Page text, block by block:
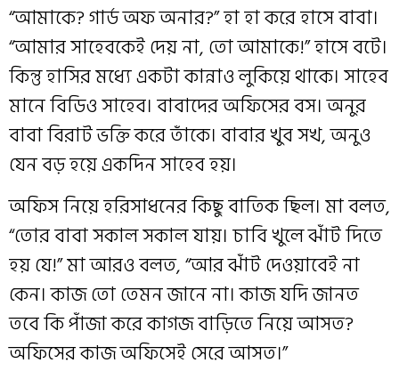
“আমাকে? গার্ড অফ অনার?” হা হা করে হাসে বাবা।
“আমার সাহেবকেই দেয় না, তো আমাকে!” হাসে বটে।
কিন্তু হাসির মধ্যে একটা কান্নাও লুকিয়ে থাকে। সাহেব
মানে বিডিও সাহেব। বাবাদের অফিসের বস। অনুর
বাবা বিরাট ভক্তি করে তাঁকে। বাবার খুব সখ, অনুও
যেন বড় হয়ে একদিন সাহেব হয়।
অফিস নিয়ে হরিসাধনের কিছু বাতিক ছিল। মা বলত,
“তোর বাবা সকাল সকাল যায়। চাবি খুলে ঝাঁট দিতে
হয় যে!” মা আরও বলত, “আর ঝাঁট দেওয়াবেই না
কেন। কাজ তো তেমন জানে না। কাজ যদি জানত
তবে কি পাঁজা করে কাগজ বাড়িতে নিয়ে আসত?
অফিসের কাজ অফিসেই সেরে আসত।”